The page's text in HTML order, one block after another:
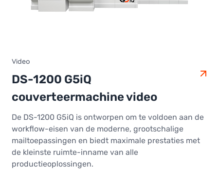
Video
DS-1200 G5iQ
couverteermachine video
De DS-1200 G5iQ is ontworpen om te voldoen aan de
workflow-eisen van de moderne, grootschalige
mailtoepassingen en biedt maximale prestaties met
de kleinste ruimte-inname van alle
productieoplossingen.